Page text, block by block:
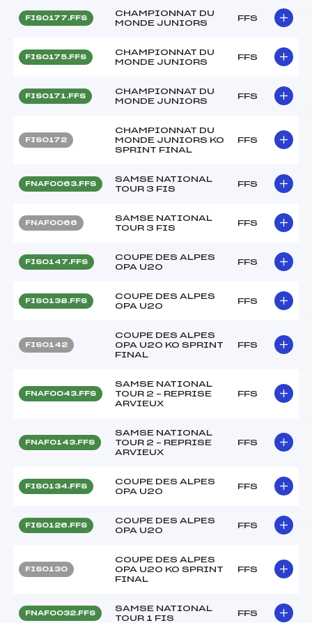
FIS0177.FFS
CHAMPIONNAT DU
MONDE JUNIORS
FFS
FIS0175.FFS
CHAMPIONNAT DU
MONDE JUNIORS
FFS
FIS0171.FFS
CHAMPIONNAT DU
MONDE JUNIORS
FFS
FIS0172
CHAMPIONNAT DU
MONDE JUNIORS KO
SPRINT FINAL
FFS
FNAF0063.FFS
SAMSE NATIONAL
TOUR 3 FIS
FFS
FNAF0066
SAMSE NATIONAL
TOUR 3 FIS
FFS
FIS0147.FFS
COUPE DES ALPES
OPA U20
FFS
FIS0138.FFS
COUPE DES ALPES
OPA U20
FFS
FIS0142
COUPE DES ALPES
OPA U20 KO SPRINT
FINAL
FFS
FNAF0043.FFS
SAMSE NATIONAL
TOUR 2 – REPRISE
ARVIEUX
FFS
FNAF0143.FFS
SAMSE NATIONAL
TOUR 2 – REPRISE
ARVIEUX
FFS
FIS0134.FFS
COUPE DES ALPES
OPA U20
FFS
FIS0126.FFS
COUPE DES ALPES
OPA U20
FFS
FIS0130
COUPE DES ALPES
OPA U20 KO SPRINT
FINAL
FFS
FNAF0032.FFS
SAMSE NATIONAL
TOUR 1 FIS
FFS